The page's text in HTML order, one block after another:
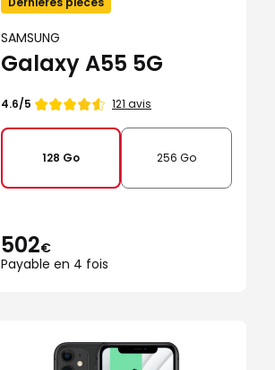
SAMSUNG
Galaxy A55 5G
Note
4.6/5 121 avis
128 Go 256 Go
502€
Payable en 4 fois